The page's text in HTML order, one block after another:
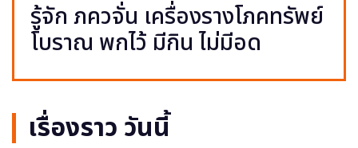
รู้จัก ภควจั่น เครื่องรางโภคทรัพย์
โบราณ พกไว้ มีกิน ไม่มีอด
เรื่องราว วันนี้